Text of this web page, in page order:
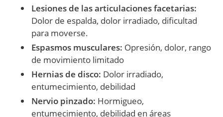
Lesiones de las articulaciones facetarias:
Dolor de espalda, dolor irradiado, dificultad
para moverse.
Espasmos musculares: Opresión, dolor, rango
de movimiento limitado
Hernias de disco: Dolor irradiado,
entumecimiento, debilidad
Nervio pinzado: Hormigueo,
entumecimiento, debilidad en áreas